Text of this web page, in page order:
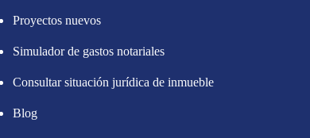
Proyectos nuevos
Simulador de gastos notariales
Consultar situación jurídica de inmueble
Blog